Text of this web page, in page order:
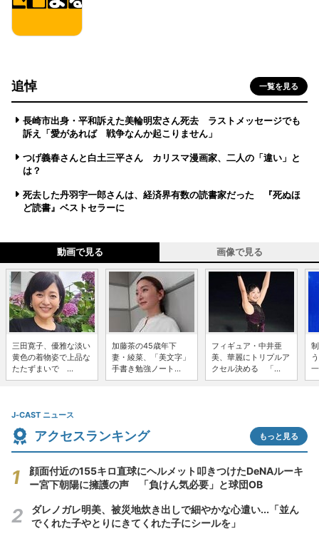
追悼 一覧を見る
長崎市出身・平和訴えた美輪明宏さん死去 ラストメッセージでも
訴え「愛があれば 戦争なんか起こりません」
つげ義春さんと白土三平さん カリスマ漫画家、二人の「違い」と
は？
死去した丹羽宇一郎さんは、経済界有数の読書家だった 『死ぬほ
ど読書』ベストセラーに
動画で見る 画像で見る
三田寛子、優雅な淡い
黄色の着物姿で上品な
たたずまいで ...
加藤茶の45歳年下
妻・綾菜、「美文字」
手書き勉強ノート...
フィギュア・中井亜
美、華麗にトリプルア
クセル決める 「...
J-CAST ニュース
アクセスランキング もっと見る
顔面付近の155キロ直球にヘルメット叩きつけたDeNAルーキ
ー宮下朝陽に擁護の声 「負けん気必要」と球団OB
ダレノガレ明美、被災地炊き出しで細やかな心遣い...「並ん
でくれた子やとりにきてくれた子にシールを」